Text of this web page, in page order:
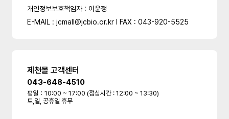
개인정보보호책임자 : 이윤정
E-MAIL : jcmall@jcbio.or.kr l FAX : 043-920-5525
제천몰 고객센터
043-648-4510
평일：10:00 ~ 17:00 (점심시간 : 12:00 ~ 13:30)
토,일, 공휴일 휴무